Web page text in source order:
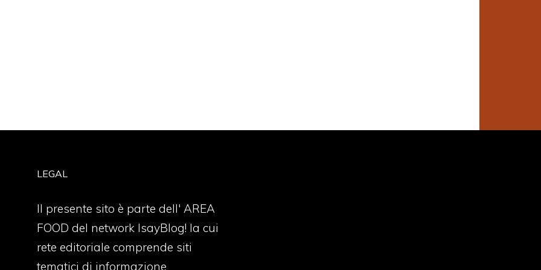
LEGAL
Il presente sito è parte dell' AREA
FOOD del network IsayBlog! la cui
rete editoriale comprende siti
tematici di informazione